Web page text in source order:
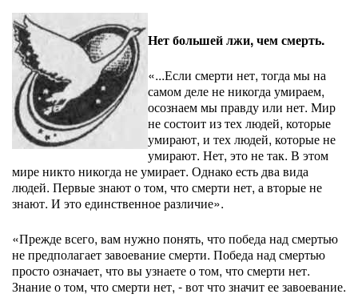
Нет большей лжи, чем смерть.
«...Если смерти нет, тогда мы на
самом деле не никогда умираем,
осознаем мы правду или нет. Мир
не состоит из тех людей, которые
умирают, и тех людей, которые не
умирают. Нет, это не так. В этом
мире никто никогда не умирает. Однако есть два вида
людей. Первые знают о том, что смерти нет, а вторые не
знают. И это единственное различие».
«Прежде всего, вам нужно понять, что победа над смертью
не предполагает завоевание смерти. Победа над смертью
просто означает, что вы узнаете о том, что смерти нет.
Знание о том, что смерти нет, - вот что значит ее завоевание.